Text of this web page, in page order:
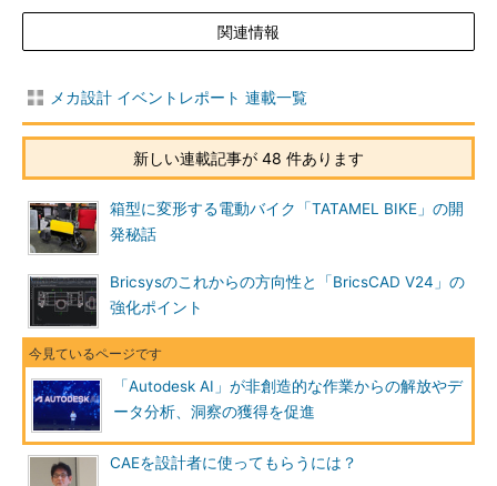
関連情報
メカ設計 イベントレポート 連載一覧
新しい連載記事が 48 件あります
箱型に変形する電動バイク「TATAMEL BIKE」の開
発秘話
Bricsysのこれからの方向性と「BricsCAD V24」の
強化ポイント
「Autodesk AI」が非創造的な作業からの解放やデ
ータ分析、洞察の獲得を促進
CAEを設計者に使ってもらうには？